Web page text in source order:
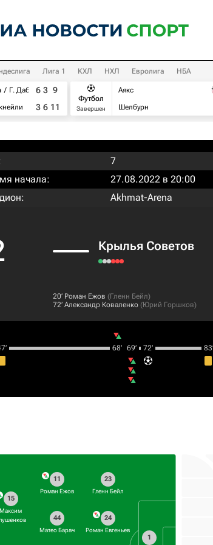
Лига 1 КХЛ НХЛ Евролига НБА
Г. Дабровски
6 3 9
3 6 11
Футбол
Завершен
Аякс
Шелбурн
7
начала:
27.08.2022 в 20:00
Akhmat-Arena
Крылья Советов
20‎’‎ Роман Ежов (Гленн Бейл)
72‎’‎ Александр Коваленко (Юрий Горшков)
68‎’‎ 69‎’‎ 72‎’‎ 83‎’‎
1
23
Гленн Бейл
24
Роман Евгеньев
11
Роман Ежов
44
Матео Барач
15
Максим